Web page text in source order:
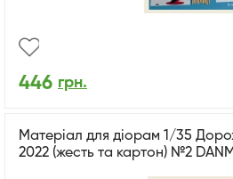
446 грн.
Матеріал для діорам 1/35
2022 (жесть та картон) №2